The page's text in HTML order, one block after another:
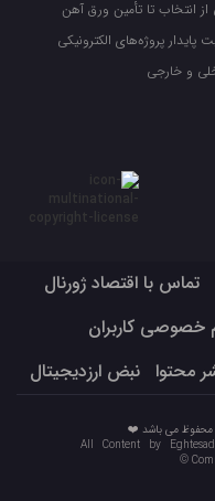
از انتخاب تا تأمین ورق آهن
پایدار پروژه‌های الکترونیکی
و خارجی
تماس با اقتصاد ژورنال
خصوصی کاربران
محتوا نبض ارزدیجیتال
محفوظ می باشد ❤️
All Content by